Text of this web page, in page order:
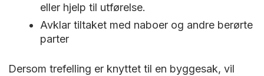
eller hjelp til utførelse.
Avklar tiltaket med naboer og andre berørte
parter
Dersom trefelling er knyttet til en byggesak, vil